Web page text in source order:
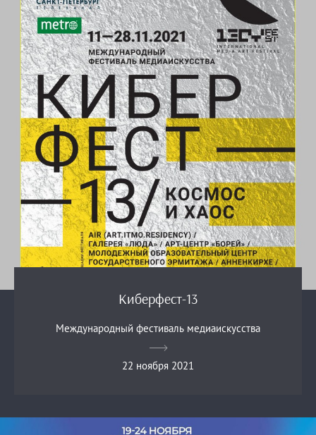
Киберфест-13
Международный фестиваль медиаискусства
22 ноября 2021